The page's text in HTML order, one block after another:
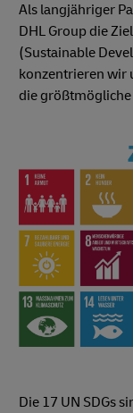
Als langjähriger
DHL Group die
(Sustainable
konzentrieren wir
die
Die 17 UN SDGs